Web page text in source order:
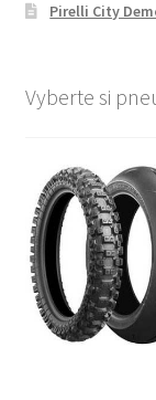
Pirelli City
Vyberte si